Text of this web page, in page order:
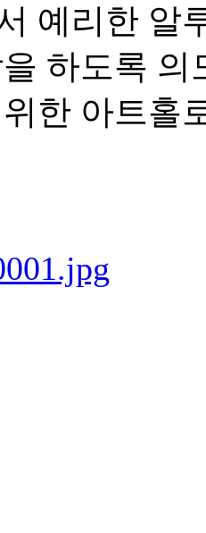
예리한 알
하도록
한 아트홀